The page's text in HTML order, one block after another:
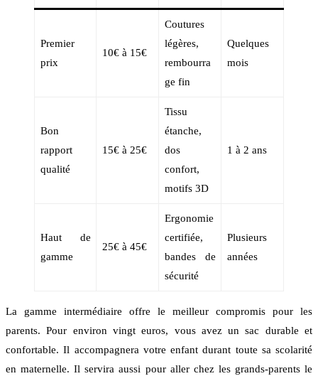
Premier
prix
10€ à 15€
Coutures
légères,
rembourra
ge fin
Quelques
mois
Bon
rapport
qualité
15€ à 25€
Tissu
étanche,
dos
confort,
motifs 3D
1 à 2 ans
Haut de
gamme
25€ à 45€
Ergonomie
certifiée,
bandes de
sécurité
Plusieurs
années
La gamme intermédiaire offre le meilleur compromis pour les
parents. Pour environ vingt euros, vous avez un sac durable et
confortable. Il accompagnera votre enfant durant toute sa scolarité
en maternelle. Il servira aussi pour aller chez les grands-parents le